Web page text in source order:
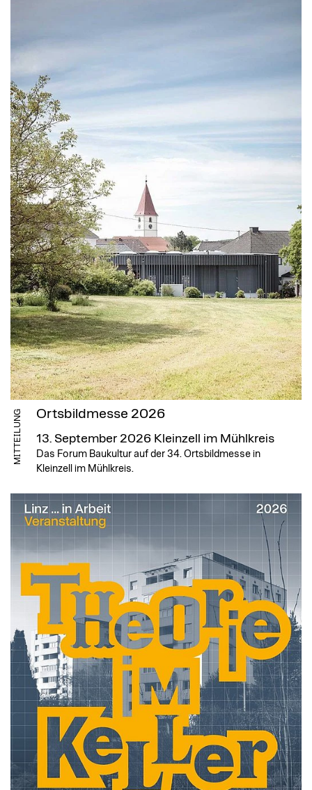
MITTEILUNG Ortsbildmesse 2026
13. September 2026 Kleinzell im Mühlkreis
Das Forum Baukultur auf der 34. Ortsbildmesse in
Kleinzell im Mühlkreis.